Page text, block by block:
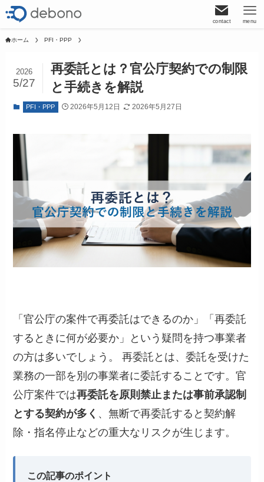
contact menu
ホーム PFI・PPP
再委託とは？官公庁契約での制限
と手続きを解説
2026
5/27
PFI・PPP 2026年5月12日 2026年5月27日
「官公庁の案件で再委託はできるのか」「再委託
するときに何が必要か」という疑問を持つ事業者
の方は多いでしょう。 再委託とは、委託を受けた
業務の一部を別の事業者に委託することです。官
公庁案件では再委託を原則禁止または事前承認制
とする契約が多く 、無断で再委託すると契約解
除・指名停止などの重大なリスクが生じます。
この記事のポイント